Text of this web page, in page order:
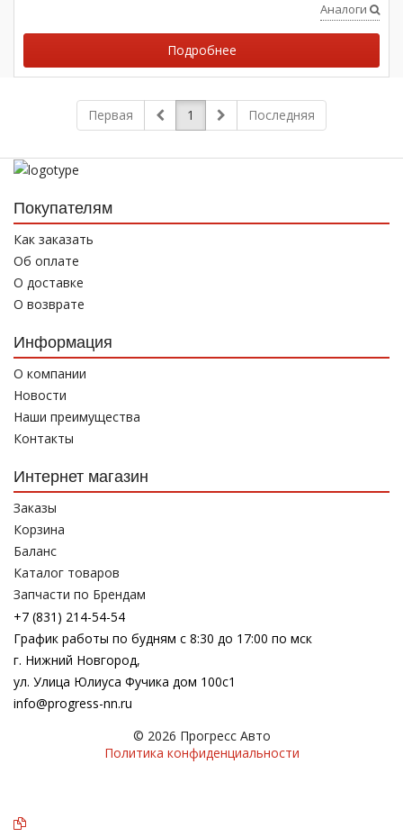
Аналоги
Подробнее
Первая 1 Последняя
Покупателям
Как заказать
Об оплате
О доставке
О возврате
Информация
О компании
Новости
Наши преимущества
Контакты
Интернет магазин
Заказы
Корзина
Баланс
Каталог товаров
Запчасти по Брендам
+7 (831) 214-54-54
График работы по будням с 8:30 до 17:00 по мск
г. Нижний Новгород,
ул. Улица Юлиуса Фучика дом 100с1
info@progress-nn.ru
© 2026 Прогресс Авто
Политика конфиденциальности